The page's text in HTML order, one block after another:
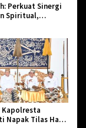
Perkuat Sinergi
Spiritual,
Kapolresta
Napak Tilas Hari